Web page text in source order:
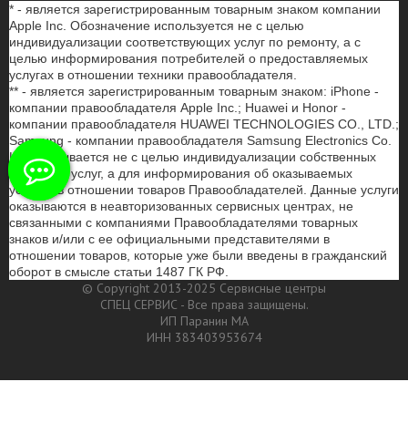
* - является зарегистрированным товарным знаком компании
Apple Inc. Обозначение используется не с целью
индивидуализации соответствующих услуг по ремонту, а с
целью информирования потребителей о предоставляемых
услугах в отношении техники правообладателя.
** - является зарегистрированным товарным знаком: iPhone -
компании правообладателя Apple Inc.; Huawei и Honor -
компании правообладателя HUAWEI TECHNOLOGIES CO., LTD.;
Samsung - компании правообладателя Samsung Electronics Co.
Ltd. Указывается не с целью индивидуализации собственных
товаров и услуг, а для информирования об оказываемых
услугах в отношении товаров Правообладателей. Данные услуги
оказываются в неавторизованных сервисных центрах, не
связанными с компаниями Правообладателями товарных
знаков и/или с ее официальными представителями в
отношении товаров, которые уже были введены в гражданский
оборот в смысле статьи 1487 ГК РФ.
© Copyright 2013-2025 Сервисные центры
СПЕЦ СЕРВИС - Все права защищены.
ИП Паранин МА
ИНН 383403953674